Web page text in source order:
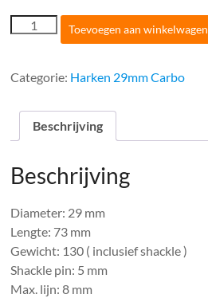
Harken
HK346
Drieschijfsblok
aantal
Toevoegen aan winkelwagen
Categorie: Harken 29mm Carbo
Beschrijving
Beschrijving
Diameter: 29 mm
Lengte: 73 mm
Gewicht: 130 ( inclusief shackle )
Shackle pin: 5 mm
Max. lijn: 8 mm